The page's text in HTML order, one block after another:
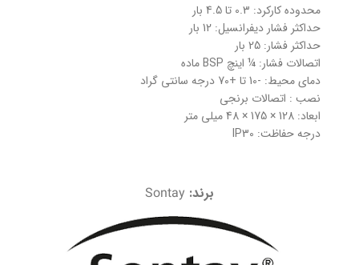
محدوده کارکرد: 0.3 تا 4.5 بار
حداکثر فشار دیفرانسیل: 12 بار
حداکثر فشار: 25 بار
اتصالات فشار: ¼ اینچ BSP ماده
دمای محیط: -10 تا +70 درجه سانتی گراد
نصب : اتصالات برنجی
ابعاد: 128 × 175 × 48 میلی متر
درجه حفاظت: IP30
برند: Sontay